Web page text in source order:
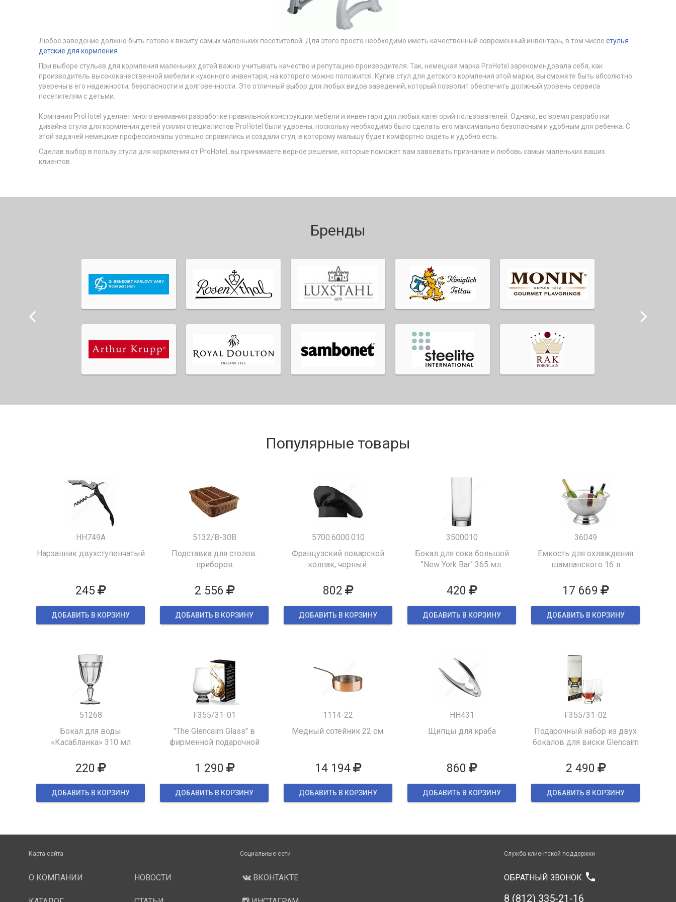
Любое заведение должно быть готово к визиту самых маленьких посетителей. Для этого просто необходимо иметь качественный современный инвентарь, в том числе стулья
детские для кормления
При выборе стульев для кормления маленьких детей важно учитывать качество и репутацию производителя. Так, немецкая марка ProHotel зарекомендовала себя, как
производитель высококачественной мебели и кухонного инвентаря, на которого можно положится. Купив стул для детского кормления этой марки, вы сможете быть абсолютно
уверены в его надежности, безопасности и долговечности. Это отличный выбор для любых видов заведений, который позволит обеспечить должный уровень сервиса
посетителям с детьми.
Компания ProHotel уделяет много внимания разработке правильной конструкции мебели и инвентаря для любых категорий пользователей. Однако, во время разработки
дизайна стула для кормления детей усилия специалистов ProHotel были удвоены, поскольку необходимо было сделать его максимально безопасным и удобным для ребенка. С
этой задачей немецкие профессионалы успешно справились и создали стул, в которому малышу будет комфортно сидеть и удобно есть.
Сделав выбор в пользу стула для кормления от ProHotel, вы принимаете верное решение, которые поможет вам завоевать признание и любовь самых маленьких ваших
клиентов.
Бренды
Популярные товары
HH749A
Нарзанник двухступенчатый
245
ДОБАВИТЬ В КОРЗИНУ
5132/B-30B
Подставка для столов.
приборов
2 556
ДОБАВИТЬ В КОРЗИНУ
5700.6000.010
Французский поварской
колпак, черный.
802
ДОБАВИТЬ В КОРЗИНУ
3500010
Бокал для сока большой
"New York Bar" 365 мл.
420
ДОБАВИТЬ В КОРЗИНУ
36049
Емкость для охлаждения
шампанского 16 л
17 669
ДОБАВИТЬ В КОРЗИНУ
51268
Бокал для воды
«Касабланка» 310 мл
220
ДОБАВИТЬ В КОРЗИНУ
F355/31-01
"The Glencairn Glass" в
фирменной подарочной
1 290
ДОБАВИТЬ В КОРЗИНУ
1114-22
Медный сотейник 22 см.
14 194
ДОБАВИТЬ В КОРЗИНУ
HH431
Щипцы для краба
860
ДОБАВИТЬ В КОРЗИНУ
F355/31-02
Подарочный набор из двух
бокалов для виски Glencairn
2 490
ДОБАВИТЬ В КОРЗИНУ
Карта сайта
О КОМПАНИИ НОВОСТИ
Социальные сети
ВКОНТАКТЕ
Служба клиентской поддержки
ОБРАТНЫЙ ЗВОНОК phone
8 (812) 335-21-16